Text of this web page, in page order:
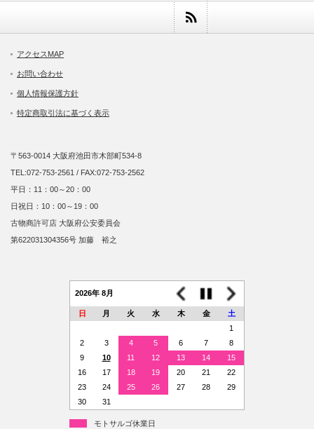
アクセスMAP
お問い合わせ
個人情報保護方針
特定商取引法に基づく表示
〒563-0014 大阪府池田市木部町534-8
TEL:072-753-2561 / FAX:072-753-2562
平日：11：00～20：00
日祝日：10：00～19：00
古物商許可店 大阪府公安委員会
第622031304356号 加藤 裕之
2026年 8月
日 月 火 水 木 金
土
1
2
3 4 5 6 7
8
9
10 11 12 13 14
15
16
17 18 19 20 21
22
23
24 25 26 27 28
29
30
31
モトサルゴ休業日